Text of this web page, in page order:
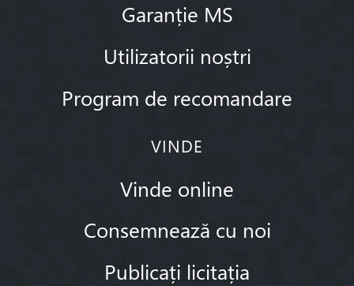
Garanție MS
Utilizatorii noștri
Program de recomandare
VINDE
Vinde online
Consemnează cu noi
Publicați licitația